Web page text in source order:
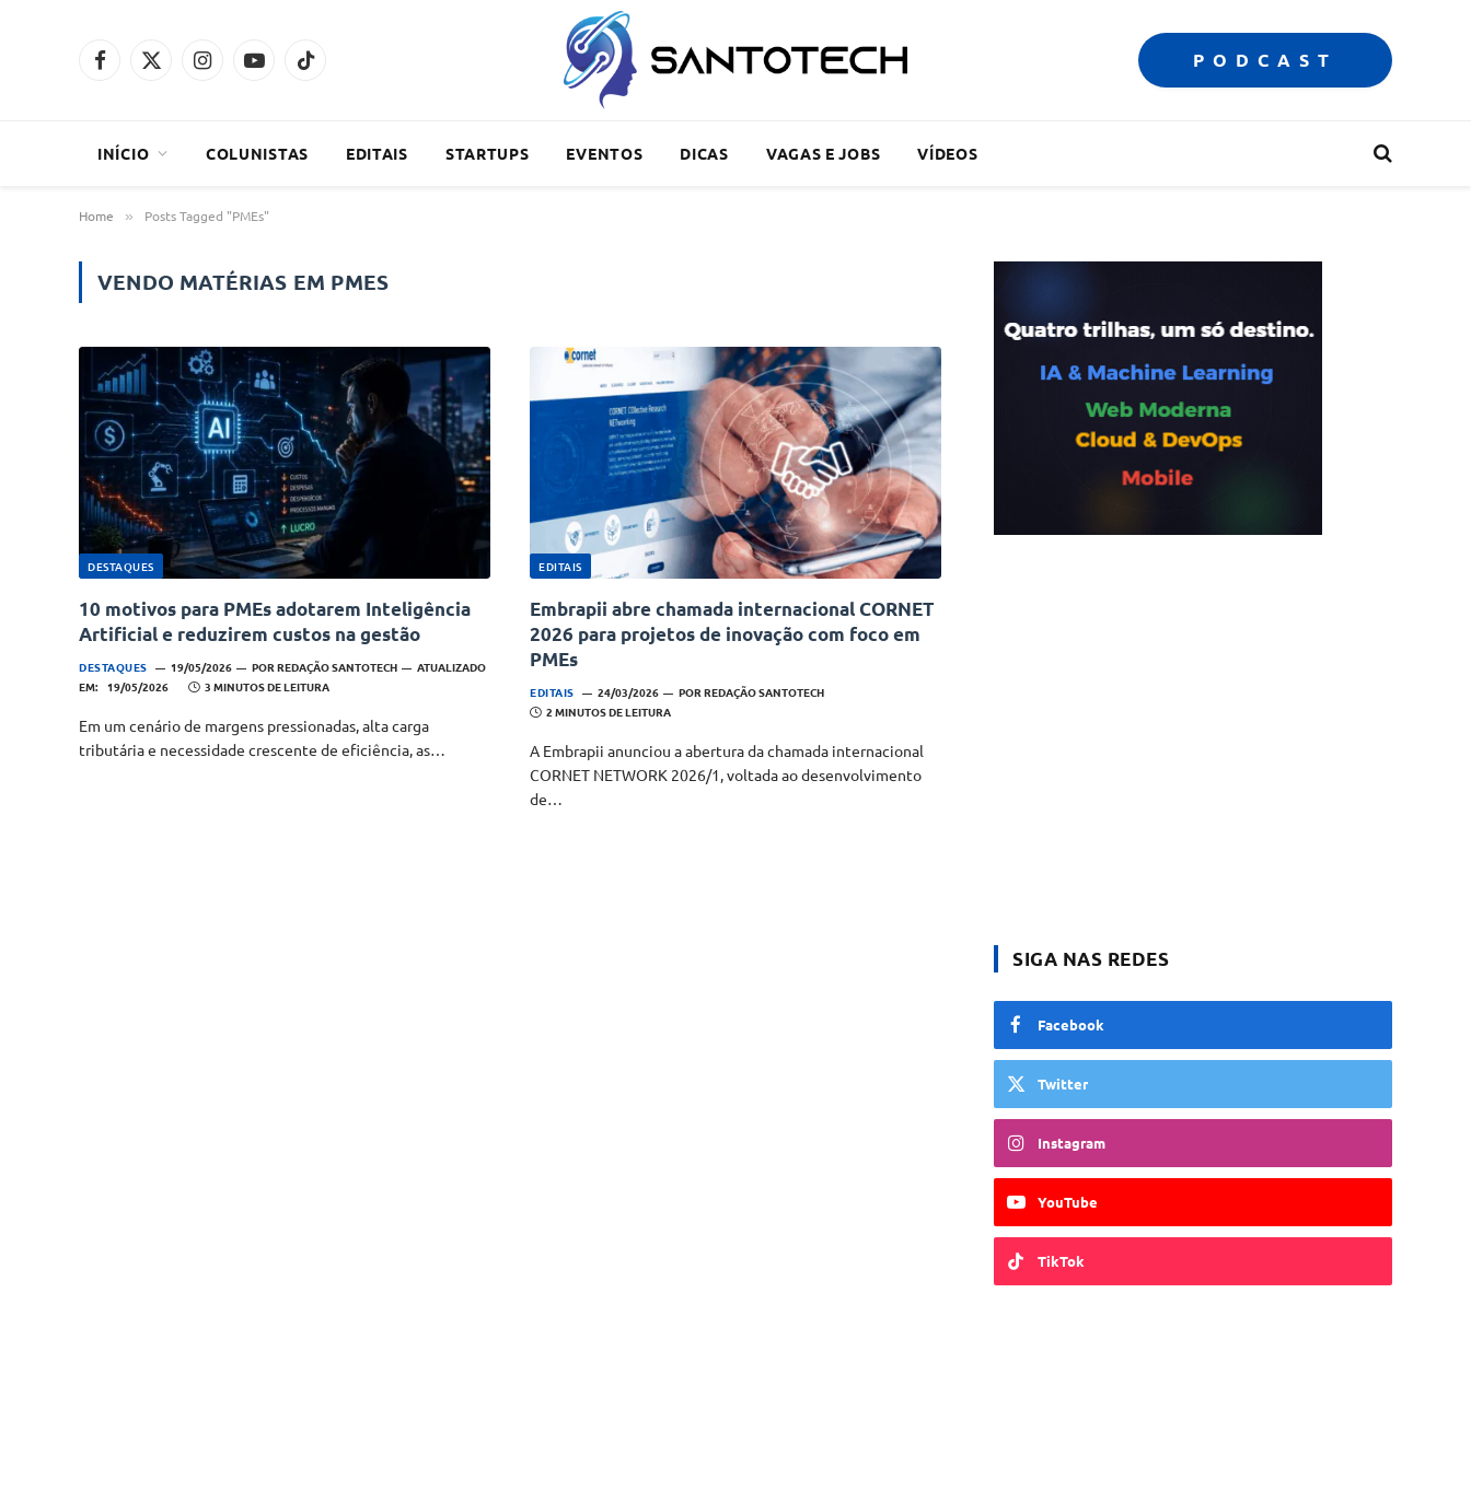
Facebook
X
InstagramYouTubeTikTok PODCAST
INÍCIO COLUNISTAS EDITAIS STARTUPS EVENTOS DICAS VAGAS E JOBS VÍDEOS
Home » Posts Tagged "PMEs"
VENDO MATÉRIAS EM PMES
DESTAQUES
10 motivos para PMEs adotarem Inteligência
Artificial e reduzirem custos na gestão
DESTAQUES 19/05/2026 POR REDAÇÃO SANTOTECH
ATUALIZADO
EM: 19/05/2026 3 MINUTOS DE LEITURA
Em um cenário de margens pressionadas, alta carga
tributária e necessidade crescente de eficiência, as…
EDITAIS
Embrapii abre chamada internacional CORNET
2026 para projetos de inovação com foco em
PMEs
EDITAIS 24/03/2026 POR REDAÇÃO SANTOTECH
2 MINUTOS DE LEITURA
A Embrapii anunciou a abertura da chamada internacional
CORNET NETWORK 2026/1, voltada ao desenvolvimento
de…
SIGA NAS REDES
Facebook
Twitter
Instagram
YouTube
TikTok